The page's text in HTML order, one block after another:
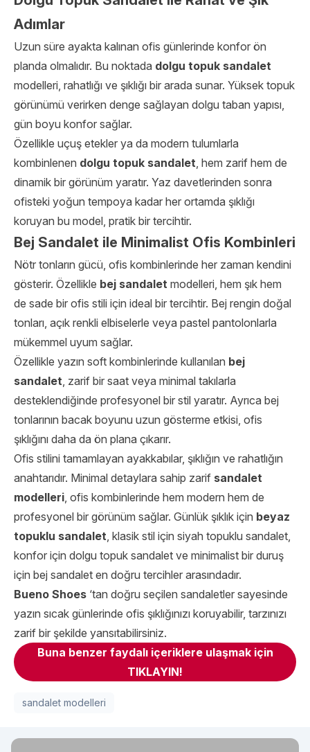
Adımlar
Uzun süre ayakta kalınan ofis günlerinde konfor ön
planda olmalıdır. Bu noktada dolgu topuk sandalet
modelleri, rahatlığı ve şıklığı bir arada sunar. Yüksek topuk
görünümü verirken denge sağlayan dolgu taban yapısı,
gün boyu konfor sağlar.
Özellikle uçuş etekler ya da modern tulumlarla
kombinlenen dolgu topuk sandalet, hem zarif hem de
dinamik bir görünüm yaratır. Yaz davetlerinden sonra
ofisteki yoğun tempoya kadar her ortamda şıklığı
koruyan bu model, pratik bir tercihtir.
Bej Sandalet ile Minimalist Ofis Kombinleri
Nötr tonların gücü, ofis kombinlerinde her zaman kendini
gösterir. Özellikle bej sandalet modelleri, hem şık hem
de sade bir ofis stili için ideal bir tercihtir. Bej rengin doğal
tonları, açık renkli elbiselerle veya pastel pantolonlarla
mükemmel uyum sağlar.
Özellikle yazın soft kombinlerinde kullanılan bej
sandalet, zarif bir saat veya minimal takılarla
desteklendiğinde profesyonel bir stil yaratır. Ayrıca bej
tonlarının bacak boyunu uzun gösterme etkisi, ofis
şıklığını daha da ön plana çıkarır.
Ofis stilini tamamlayan ayakkabılar, şıklığın ve rahatlığın
anahtarıdır. Minimal detaylara sahip zarif sandalet
modelleri, ofis kombinlerinde hem modern hem de
profesyonel bir görünüm sağlar. Günlük şıklık için beyaz
topuklu sandalet, klasik stil için siyah topuklu sandalet,
konfor için dolgu topuk sandalet ve minimalist bir duruş
için bej sandalet en doğru tercihler arasındadır.
Bueno Shoes ‘tan doğru seçilen sandaletler sayesinde
yazın sıcak günlerinde ofis şıklığınızı koruyabilir, tarzınızı
zarif bir şekilde yansıtabilirsiniz.
Buna benzer faydalı içeriklere ulaşmak için
TIKLAYIN!
sandalet modelleri